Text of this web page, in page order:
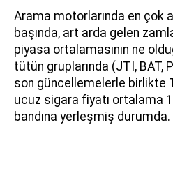
Arama motorlarında en çok
başında, art arda gelen
piyasa ortalamasının ne
tütün gruplarında (JTI, BAT,
son güncellemelerle birlikte
ucuz sigara fiyatı ortalama
bandına yerleşmiş durumda.